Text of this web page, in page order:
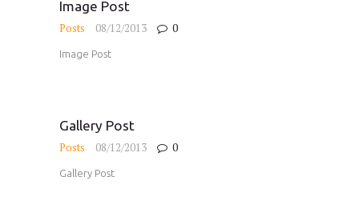
Image Post
Posts 08/12/2013 0
Image Post
Gallery Post
Posts 08/12/2013 0
Gallery Post